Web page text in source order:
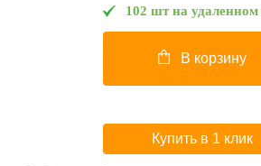
102 шт на удаленном
В корзину
Купить в 1 клик